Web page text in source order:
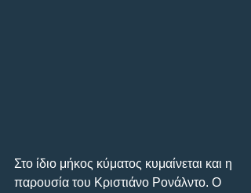
Στο ίδιο μήκος κύματος κυμαίνεται και η
παρουσία του Κριστιάνο Ρονάλντο. Ο